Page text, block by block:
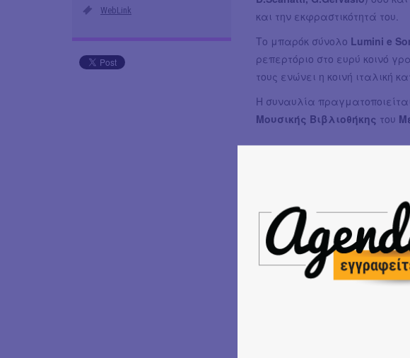
WebLink
και την εκφραστικότητά του.
Το μπαρόκ σύνολο Lumini e
ρεπερτόριο στο ευρύ κοινό
τους ενώνει η κοινή ιταλική
Η συναυλία
Μουσικής Βιβλιοθήκης του
Κατερίνα Κτώνα
| τσέμπαλο
ΠΛΗΡΟΦΟΡΙΕΣ
Προπώληση εισιτηρίων:
-τηλεφωνικά:
2107234567
- Οι τηλεφωνικές και οι online αγορές